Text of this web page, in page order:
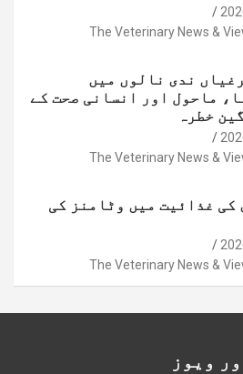
The Veterinary News &
ندی نالوں میں
ماحول اور انسانی صحت کے
خطرہ
The Veterinary News &
کی غذائیت میں وٹامنز کی
The Veterinary News &
ویوز